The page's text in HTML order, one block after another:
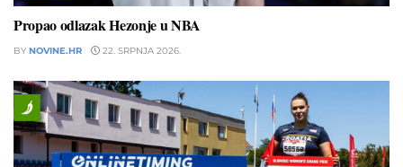
Propao odlazak Hezonje u NBA
BY NOVINE.HR 22. SRPNJA 2026.